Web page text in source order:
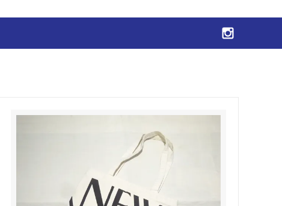
SOLD OUT